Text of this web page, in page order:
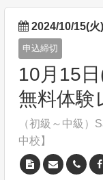
2024/10/15(火
申込締切
10月15
無料体験
（初級～中級）
中校】